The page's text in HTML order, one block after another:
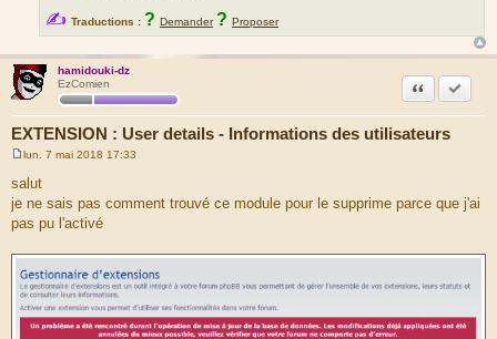
✍ Traductions : ? Demander ? Proposer
hamidouki-dz
EzComien
EXTENSION : User details - Informations des utilisateurs
Citation
e
s
a
g
lun. 7 mai 2018 17:33
salut
je ne sais pas comment trouvé ce module pour le supprime parce que j'ai
pas pu l'activé